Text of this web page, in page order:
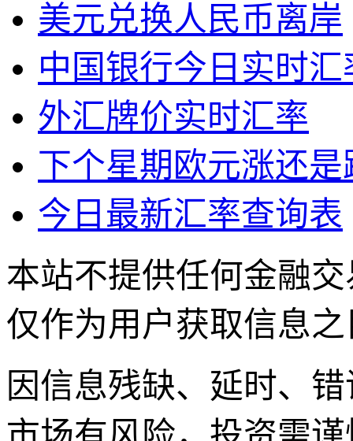
美元兑换人民币离岸
中国银行今日实时汇
外汇牌价实时汇率
下个星期欧元涨还是
今日最新汇率查询表
本站不提供任何金融
仅作为用户获取信息
因信息残缺、延时、